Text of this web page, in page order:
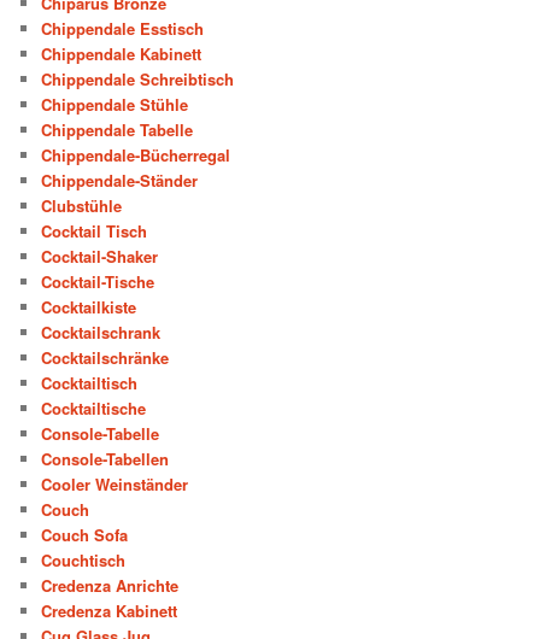
Chippendale Esstisch
Chippendale Kabinett
Chippendale Schreibtisch
Chippendale Stühle
Chippendale Tabelle
Chippendale-Bücherregal
Chippendale-Ständer
Clubstühle
Cocktail Tisch
Cocktail-Shaker
Cocktail-Tische
Cocktailkiste
Cocktailschrank
Cocktailschränke
Cocktailtisch
Cocktailtische
Console-Tabelle
Console-Tabellen
Cooler Weinständer
Couch
Couch Sofa
Couchtisch
Credenza Anrichte
Credenza Kabinett